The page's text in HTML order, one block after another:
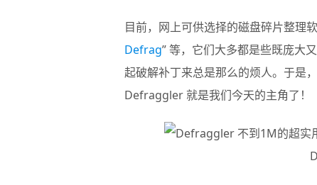
目前，网上可供选择的磁盘碎片整理
Defrag” 等，它们大多都是些既庞大
起破解补丁来总是那么的烦人。于是
Defraggler就是我们今天的主角了！